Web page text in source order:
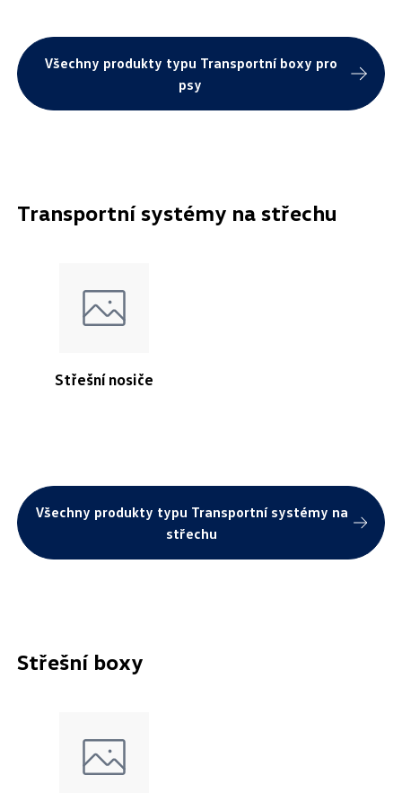
Všechny produkty typu Transportní boxy pro
psy
Transportní systémy na střechu
Střešní nosiče
Všechny produkty typu Transportní systémy na
střechu
Střešní boxy